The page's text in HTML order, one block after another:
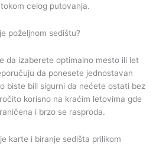
celog putovanja.
poželjnom sedištu?
da izaberete optimalno mesto ili let
da ponesete jednostavan
biste bili sigurni da nećete ostati bez
korisno na kraćim letovima gde
i brzo se rasproda.
karte i biranje sedišta prilikom